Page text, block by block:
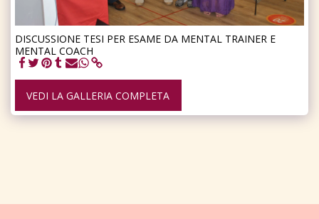
DISCUSSIONE TESI PER ESAME DA MENTAL TRAINER E
MENTAL COACH
VEDI LA GALLERIA COMPLETA